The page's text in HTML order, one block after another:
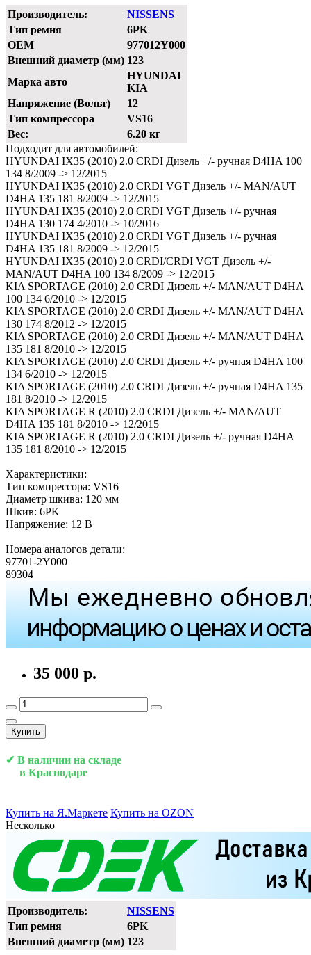
Производитель:
NISSENS
Тип ремня
6PK
OEM
977012Y000
Внешний диаметр (мм) 123
Марка авто
HYUNDAI
KIA
Напряжение (Вольт)
12
Тип компрессора
VS16
Вес:
6.20 кг
Подходит для автомобилей:
HYUNDAI IX35 (2010) 2.0 CRDI Дизель +/- ручная D4HA 100
134 8/2009 -> 12/2015
HYUNDAI IX35 (2010) 2.0 CRDI VGT Дизель +/- MAN/AUT
D4HA 135 181 8/2009 -> 12/2015
HYUNDAI IX35 (2010) 2.0 CRDI VGT Дизель +/- ручная
D4HA 130 174 4/2010 -> 10/2016
HYUNDAI IX35 (2010) 2.0 CRDI VGT Дизель +/- ручная
D4HA 135 181 8/2009 -> 12/2015
HYUNDAI IX35 (2010) 2.0 CRDI/CRDI VGT Дизель +/-
MAN/AUT D4HA 100 134 8/2009 -> 12/2015
KIA SPORTAGE (2010) 2.0 CRDI Дизель +/- MAN/AUT D4HA
100 134 6/2010 -> 12/2015
KIA SPORTAGE (2010) 2.0 CRDI Дизель +/- MAN/AUT D4HA
130 174 8/2012 -> 12/2015
KIA SPORTAGE (2010) 2.0 CRDI Дизель +/- MAN/AUT D4HA
135 181 8/2010 -> 12/2015
KIA SPORTAGE (2010) 2.0 CRDI Дизель +/- ручная D4HA 100
134 6/2010 -> 12/2015
KIA SPORTAGE (2010) 2.0 CRDI Дизель +/- ручная D4HA 135
181 8/2010 -> 12/2015
KIA SPORTAGE R (2010) 2.0 CRDI Дизель +/- MAN/AUT
D4HA 135 181 8/2010 -> 12/2015
KIA SPORTAGE R (2010) 2.0 CRDI Дизель +/- ручная D4HA
135 181 8/2010 -> 12/2015
Характеристики:
Тип компрессора: VS16
Диаметр шкива: 120 мм
Шкив: 6PK
Напряжение: 12 В
Номера аналогов детали:
97701-2Y000
89304
35 000 р.
Купить
✔ В наличии на складе
в Краснодаре
Купить на Я.Маркете Купить на OZON
Несколько
Производитель:
NISSENS
Тип ремня
6PK
Внешний диаметр (мм) 123